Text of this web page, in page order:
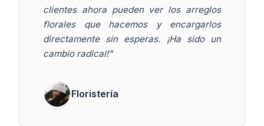
clientes ahora pueden ver los arreglos
florales que hacemos y encargarlos
directamente sin esperas. ¡Ha sido un
cambio radical!"
Floristería